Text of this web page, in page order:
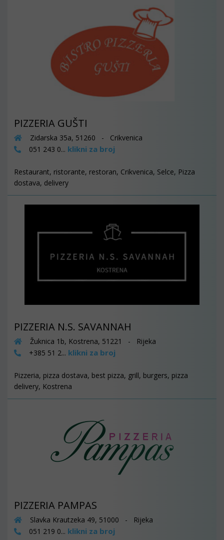
PIZZERIA GUŠTI
Zidarska 35a, 51260 - Crikvenica
051 243 0... klikni za broj
Restaurant, ristorante, restoran, Crikvenica, Selce, Pizza
dostava, delivery
PIZZERIA N.S. SAVANNAH
Žuknica 1b, Kostrena, 51221 - Rijeka
+385 51 2... klikni za broj
Pizzeria, pizza dostava, best pizza, grill, burgers, pizza
delivery, Kostrena
PIZZERIA PAMPAS
Slavka Krautzeka 49, 51000 - Rijeka
051 219 0... klikni za broj